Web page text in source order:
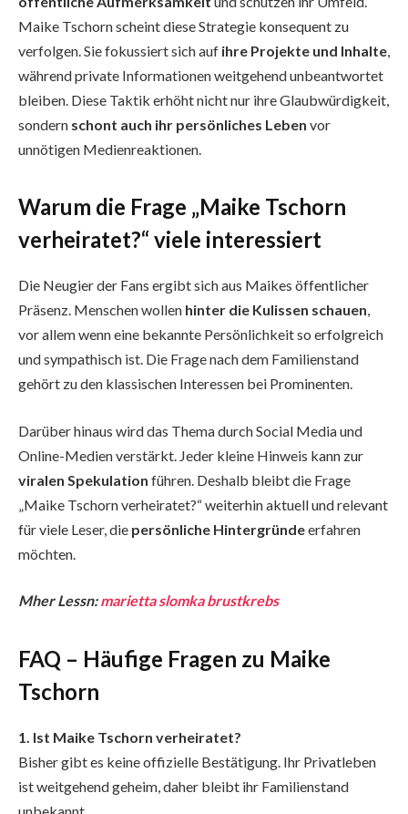
Maike Tschorn scheint diese Strategie konsequent zu
verfolgen. Sie fokussiert sich auf ihre Projekte und Inhalte
während private Informationen weitgehend unbeantwortet
bleiben. Diese Taktik erhöht nicht nur ihre Glaubwürdigkeit,
sondern schont auch ihr persönliches Leben vor
unnötigen Medienreaktionen.
Warum die Frage „Maike Tschorn
verheiratet?“ viele interessiert
Die Neugier der Fans ergibt sich aus Maikes öffentlicher
Präsenz. Menschen wollen hinter die Kulissen schauen,
vor allem wenn eine bekannte Persönlichkeit so erfolgreich
und sympathisch ist. Die Frage nach dem Familienstand
gehört zu den klassischen Interessen bei Prominenten.
Darüber hinaus wird das Thema durch Social Media und
Online-Medien verstärkt. Jeder kleine Hinweis kann zur
viralen Spekulation führen. Deshalb bleibt die Frage
„Maike Tschorn verheiratet?“ weiterhin aktuell und relevant
für viele Leser, die persönliche Hintergründeerfahren
möchten.
Mher Lessn:marietta slomka brustkrebs
FAQ – Häufige Fragen zu Maike
Tschorn
1. Ist Maike Tschorn verheiratet?
Bisher gibt es keine offizielle Bestätigung. Ihr Privatleben
ist weitgehend geheim, daher bleibt ihr Familienstand